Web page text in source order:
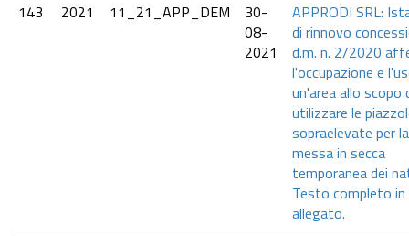
143
2021 11_21_APP_DEM
30-
08-
2021
APPRODI SRL:
di rinnovo
d.m. n. 2/2020
l'occupazione e
un'area allo scopo
utilizzare le
sopraelevate per la
messa in secca
temporanea dei
Testo completo in
allegato.